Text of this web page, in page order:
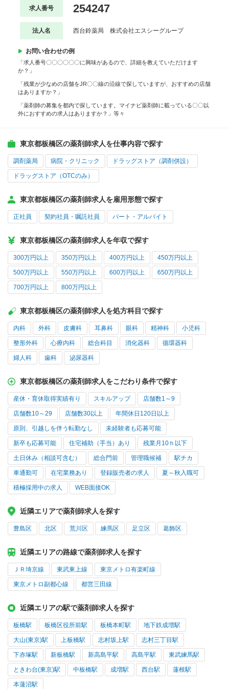
求人番号 254247
法人名 西台鈴薬局 株式会社エスシーグループ
お問い合わせの例
「求人番号〇〇〇〇〇〇に興味があるので、詳細を教えていただけます
か？」
「残業が少なめの店舗をJR〇〇線の沿線で探していますが、おすすめの店舗
はありますか？」
「薬剤師の募集を都内で探しています。マイナビ薬剤師に載っている〇〇以
外におすすめの求人はありますか？」等々
東京都板橋区の薬剤師求人を仕事内容で探す
調剤薬局 病院・クリニック ドラッグストア（調剤併設）
ドラッグストア（OTCのみ）
東京都板橋区の薬剤師求人を雇用形態で探す
正社員 契約社員・嘱託社員 パート・アルバイト
東京都板橋区の薬剤師求人を年収で探す
300万円以上 350万円以上 400万円以上 450万円以上
500万円以上 550万円以上 600万円以上 650万円以上
700万円以上 800万円以上
東京都板橋区の薬剤師求人を処方科目で探す
内科 外科 皮膚科 耳鼻科 眼科 精神科 小児科
整形外科 心療内科 総合科目 消化器科 循環器科
婦人科 歯科 泌尿器科
東京都板橋区の薬剤師求人をこだわり条件で探す
産休・育休取得実績有り スキルアップ 店舗数1～9
店舗数10～29 店舗数30以上 年間休日120日以上
原則、引越しを伴う転勤なし 未経験者も応募可能
新卒も応募可能 住宅補助（手当）あり 残業月10ｈ以下
土日休み（相談可含む） 総合門前 管理職候補 駅チカ
車通勤可 在宅業務あり 登録販売者の求人 夏～秋入職可
積極採用中の求人 WEB面接OK
近隣エリアで薬剤師求人を探す
豊島区 北区 荒川区 練馬区 足立区 葛飾区
近隣エリアの路線で薬剤師求人を探す
ＪＲ埼京線 東武東上線 東京メトロ有楽町線
東京メトロ副都心線 都営三田線
近隣エリアの駅で薬剤師求人を探す
板橋駅 板橋区役所前駅 板橋本町駅 地下鉄成増駅
大山(東京)駅 上板橋駅 志村坂上駅 志村三丁目駅
下赤塚駅 新板橋駅 新高島平駅 高島平駅 東武練馬駅
ときわ台(東京)駅 中板橋駅 成増駅 西台駅 蓮根駅
本蓮沼駅